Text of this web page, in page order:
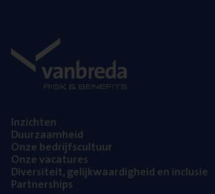
Inzich­ten
Duur­zaam­heid
Onze bedrijfs­cul­tuur
Onze vaca­tu­res
Diver­si­teit, gelijk­waar­dig­heid en inclusie
Part­ner­ships